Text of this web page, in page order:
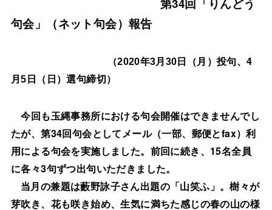
第34回「りんどう
句会」（ネット句会）報告
（2020年3月30日（月）投句、4
月5日（日）選句締切）
今回も玉縄事務所における句会開催はできませんでし
たが、第34回句会としてメール（一部、郵便とfax）利
用による句会を実施しました。前回に続き、 15名全員
に各々3句ずつ出句いただきました。
当月の兼題は藪野詠子さん出題の「山笑ふ」。樹々が
芽吹き、花も咲き始め、生気に満ちた感じの春の山の様